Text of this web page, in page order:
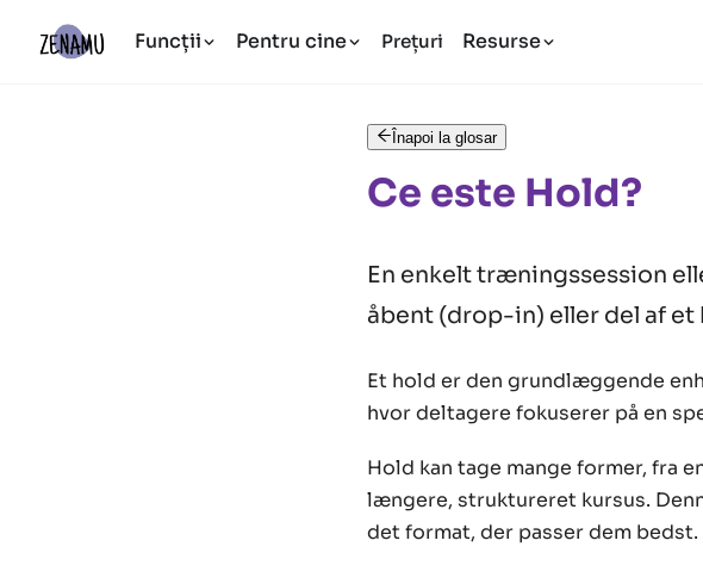
Funcții Pentru cine Prețuri Resurse
Înapoi la glosar
Ce este Hold?
En enkelt træningssession
åbent (drop-in) eller del af et
Et hold er den grundlæggende
hvor deltagere fokuserer på en
Hold kan tage mange former, fra
længere, struktureret kursus.
det format, der passer dem bedst.